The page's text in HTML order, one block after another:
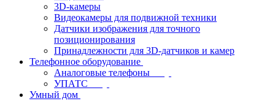
3D-камеры
Видеокамеры для подвижной техники
Датчики изображения для точного
позиционирования
Принадлежности для 3D-датчиков и камер
Телефонное оборудование
Аналоговые телефоны
УПАТС
Умный дом